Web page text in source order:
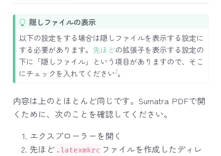
T
i
p
隠しファイルの表示
以下の設定をする場合は隠しファイルを表示する設定に
する必要があります。 先ほどの拡張子を表示する設定の
下に「隠しファイル」という項目がありますので、そこ
にチェックを入れてください2。
内容は上のとほとんど同じです。Sumatra PDFで開
くために、次のことを確認してください。
エクスプローラーを開く
先ほど .latexmkrc ファイルを作成したディレ